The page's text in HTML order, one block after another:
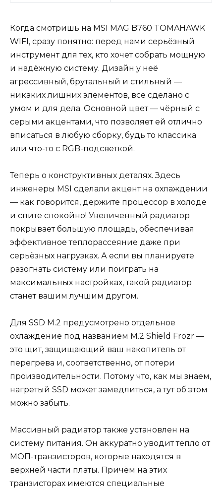
Когда смотришь на MSI MAG B760 TOMAHAWK
WIFI, сразу понятно: перед нами серьёзный
инструмент для тех, кто хочет собрать мощную
и надёжную систему. Дизайн у неё
агрессивный, брутальный и стильный —
никаких лишних элементов, всё сделано с
умом и для дела. Основной цвет — чёрный с
серыми акцентами, что позволяет ей отлично
вписаться в любую сборку, будь то классика
или что-то с RGB-подсветкой.
Теперь о конструктивных деталях. Здесь
инженеры MSI сделали акцент на охлаждении
— как говорится, держите процессор в холоде
и спите спокойно! Увеличенный радиатор
покрывает большую площадь, обеспечивая
эффективное теплорассеяние даже при
серьёзных нагрузках. А если вы планируете
разогнать систему или поиграть на
максимальных настройках, такой радиатор
станет вашим лучшим другом.
Для SSD M.2 предусмотрено отдельное
охлаждение под названием M.2 Shield Frozr —
это щит, защищающий ваш накопитель от
перегрева и, соответственно, от потери
производительности. Потому что, как мы знаем,
нагретый SSD может замедлиться, а тут об этом
можно забыть.
Массивный радиатор также установлен на
систему питания. Он аккуратно уводит тепло от
МОП-транзисторов, которые находятся в
верхней части платы. Причём на этих
транзисторах имеются специальные